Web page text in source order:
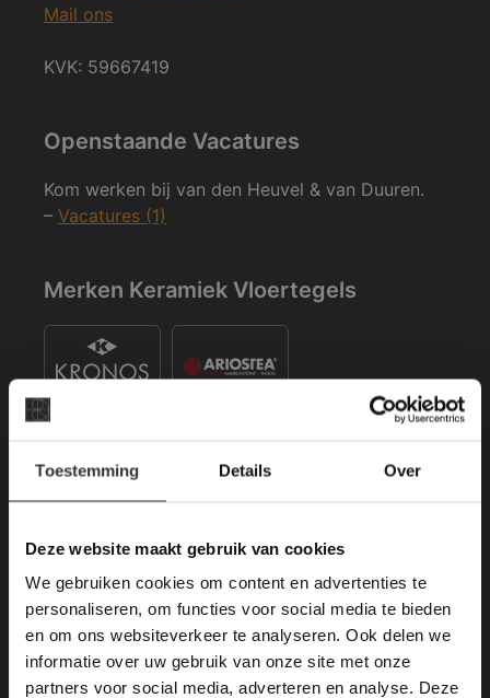
Toestemming Details Over
Deze website maakt gebruik van cookies
We gebruiken cookies om content en advertenties te
personaliseren, om functies voor social media te bieden
en om ons websiteverkeer te analyseren. Ook delen we
informatie over uw gebruik van onze site met onze
partners voor social media, adverteren en analyse. Deze
Mail ons
KVK: 59667419
Openstaande Vacatures
Kom werken bij van den Heuvel & van Duuren.
– Vacatures (1)
Merken Keramiek Vloertegels
Merken Glasmozaïek
Deze website maakt
gebruik van cookies.
This Cookie Banner was deleted and is no
longer working. Please contact the website
administrator.
Deze website gebruikt cookies om de
gebruikerservaring te verbeteren. Door
gebruik te maken van onze website geeft u
toestemming voor alle cookies in
overeenstemming met ons cookiebeleid.Lees